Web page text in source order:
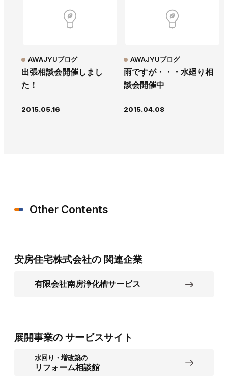
出張相談会開催しまし
た！
AWAJYUブログ
2015.05.16
雨ですが・・・水廻り相
談会開催中
AWAJYUブログ
2015.04.08
Other Contents
安房住宅株式会社の 関連企業
有限会社南房浄化槽サービス
展開事業の サービスサイト
水回り・増改築の
リフォーム相談館